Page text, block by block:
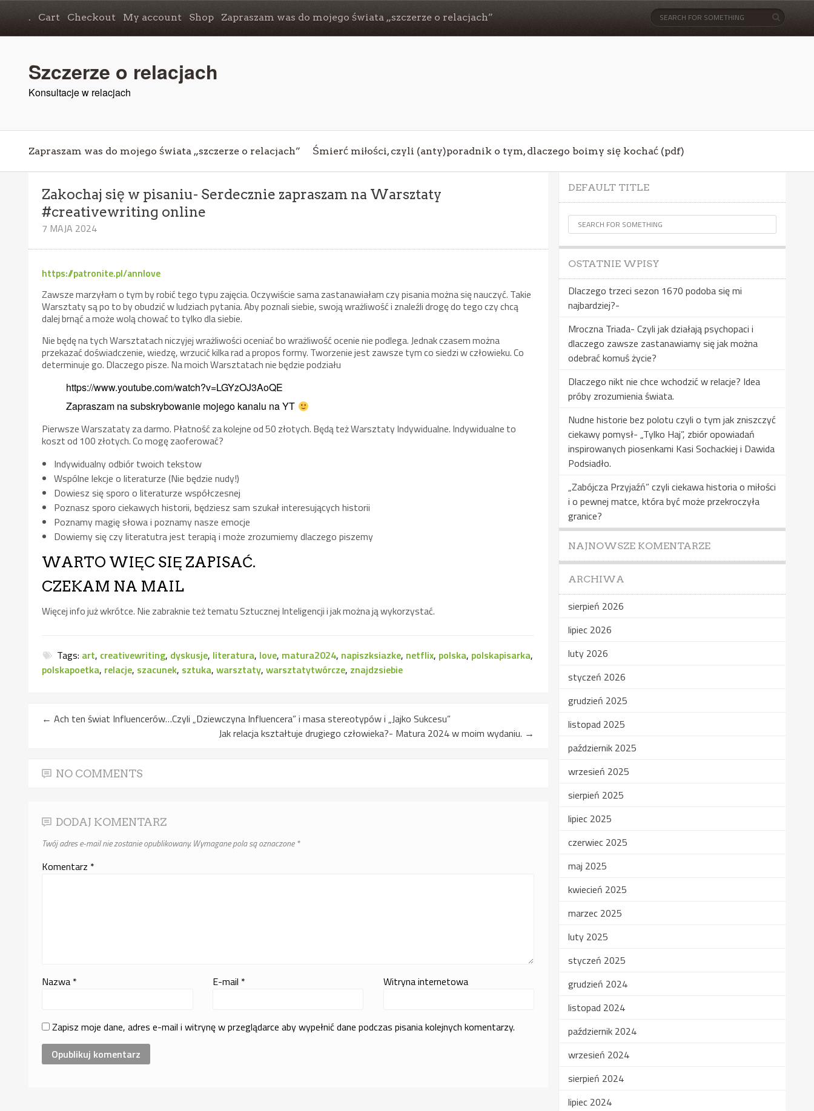
. Cart Checkout My account Shop Zapraszam was do mojego świata „szczerze o relacjach”
Szczerze o relacjach
Konsultacje w relacjach
Zapraszam was do mojego świata „szczerze o relacjach” Śmierć miłości, czyli (anty)poradnik o tym, dlaczego boimy się kochać (pdf)
Zakochaj się w pisaniu- Serdecznie zapraszam na Warsztaty
#creativewriting online
7 MAJA 2024
https://patronite.pl/annlove
Zawsze marzyłam o tym by robić tego typu zajęcia. Oczywiście sama zastanawiałam czy pisania można się nauczyć. Takie
Warsztaty są po to by obudzić w ludziach pytania. Aby poznali siebie, swoją wrażliwość i znaleźli drogę do tego czy chcą
dalej brnąć a może wolą chować to tylko dla siebie.
Nie będę na tych Warsztatach niczyjej wrażliwości oceniać bo wrażliwość ocenie nie podlega. Jednak czasem można
przekazać doświadczenie, wiedzę, wrzucić kilka rad a propos formy. Tworzenie jest zawsze tym co siedzi w człowieku. Co
determinuje go. Dlaczego pisze. Na moich Warsztatach nie będzie podziału
https://www.youtube.com/watch?v=LGYzOJ3AoQE
Zapraszam na subskrybowanie mojego kanalu na YT
Pierwsze Warszataty za darmo. Płatność za kolejne od 50 złotych. Będą też Warsztaty Indywidualne. Indywidualne to
koszt od 100 złotych. Co mogę zaoferować?
Indywidualny odbiór twoich tekstow
Wspólne lekcje o literaturze (Nie będzie nudy!)
Dowiesz się sporo o literaturze współczesnej
Poznasz sporo ciekawych historii, będziesz sam szukał interesujących historii
Poznamy magię słowa i poznamy nasze emocje
Dowiemy się czy literatutra jest terapią i może zrozumiemy dlaczego piszemy
WARTO WIĘC SIĘ ZAPISAĆ.
CZEKAM NA MAIL
Więcej info już wkrótce. Nie zabraknie też tematu Sztucznej Inteligencji i jak można ją wykorzystać.
Tags: art, creativewriting, dyskusje, literatura, love, matura2024, napiszksiazke, netflix, polska, polskapisarka,
polskapoetka, relacje, szacunek, sztuka,warsztaty,warsztatytwórcze, znajdzsiebie
← Ach ten świat Influencerów…Czyli „Dziewczyna Influencera” i masa stereotypów i „Jajko Sukcesu”
Jak relacja kształtuje drugiego człowieka?- Matura 2024 w moim wydaniu. →
NO COMMENTS
DODAJ KOMENTARZ
Twój adres e-mail nie zostanie opublikowany. Wymagane pola są oznaczone*
Komentarz *
Nazwa * E-mail * Witryna internetowa
Zapisz moje dane, adres e-mail i witrynę w przeglądarce aby wypełnić dane podczas pisania kolejnych komentarzy.
DEFAULT TITLE
OSTATNIE WPISY
Dlaczego trzeci sezon 1670 podoba się mi
najbardziej?-
Mroczna Triada- Czyli jak działają psychopaci i
dlaczego zawsze zastanawiamy się jak można
odebrać komuś życie?
Dlaczego nikt nie chce wchodzić w relacje? Idea
próby zrozumienia świata.
Nudne historie bez polotu czyli o tym jak zniszczyć
ciekawy pomysł- „Tylko Haj”, zbiór opowiadań
inspirowanych piosenkami Kasi Sochackiej i Dawida
Podsiadło.
„Zabójcza Przyjaźń” czyli ciekawa historia o miłości
i o pewnej matce, która być może przekroczyła
granice?
NAJNOWSZE KOMENTARZE
ARCHIWA
sierpień 2026
lipiec 2026
luty 2026
styczeń 2026
grudzień 2025
listopad 2025
październik 2025
wrzesień 2025
sierpień 2025
lipiec 2025
czerwiec 2025
maj 2025
kwiecień 2025
marzec 2025
luty 2025
styczeń 2025
grudzień 2024
listopad 2024
październik 2024
wrzesień 2024
sierpień 2024
lipiec 2024